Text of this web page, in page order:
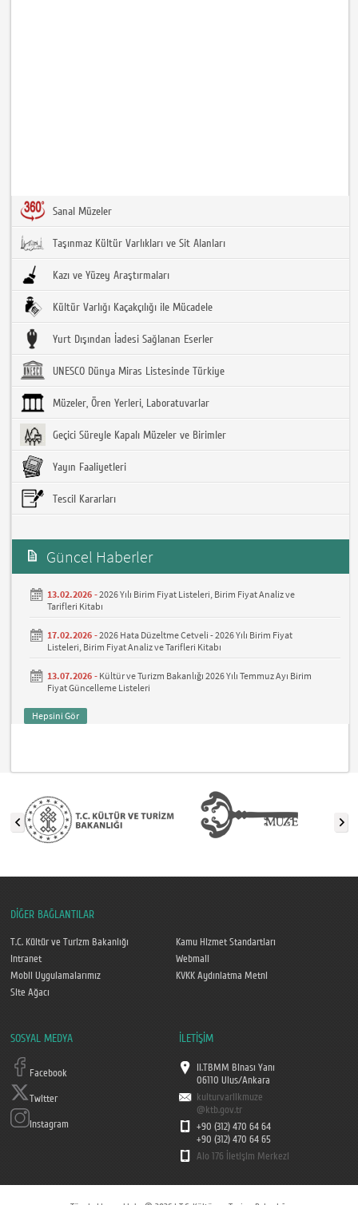
Sanal Müzeler
Taşınmaz Kültür Varlıkları ve Sit Alanları
Kazı ve Yüzey Araştırmaları
Kültür Varlığı Kaçakçılığı ile Mücadele
Yurt Dışından İadesi Sağlanan Eserler
UNESCO Dünya Miras Listesinde Türkiye
Müzeler, Ören Yerleri, Laboratuvarlar
Geçici Süreyle Kapalı Müzeler ve Birimler
Yayın Faaliyetleri
Tescil Kararları
Güncel Haberler
13.02.2026 -2026 Yılı Birim Fiyat Listeleri, Birim Fiyat Analiz ve
Tarifleri Kitabı
17.02.2026 -2026 Hata Düzeltme Cetveli - 2026 Yılı Birim Fiyat
Listeleri, Birim Fiyat Analiz ve Tarifleri Kitabı
13.07.2026 - Kültür ve Turizm Bakanlığı 2026 Yılı Temmuz Ayı Birim
Fiyat Güncelleme Listeleri
Hepsini Gör
DİĞER BAĞLANTILAR
T.C. Kültür ve Turizm Bakanlığı
Kamu Hizmet Standartları
Intranet
Webmail
Mobil Uygulamalarımız
KVKK Aydınlatma Metni
Site Ağacı
SOSYAL MEDYA
Facebook
Twitter
Instagram
İLETİŞİM
II.TBMM Binası Yanı
06110 Ulus/Ankara
kulturvarlikmuze
@ktb.gov.tr
+90 (312) 470 64 64
+90 (312) 470 64 65
Alo 176 İletişim Merkezi